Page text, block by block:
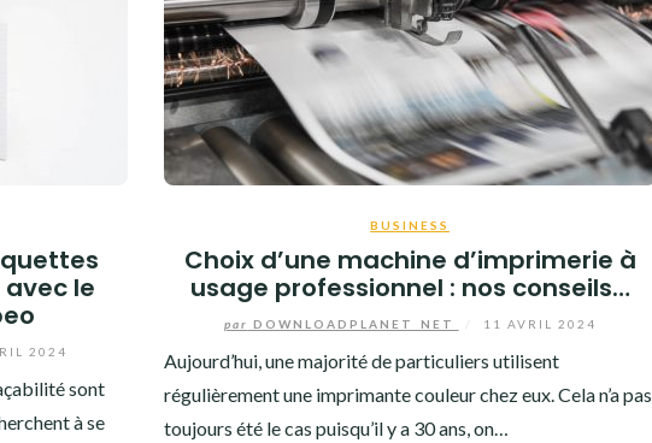
avec le
2024
sont
à se
BUSINESS
Choix d’une machine d’imprimerie à
usage professionnel : nos conseils…
par DOWNLOADPLANET_NET 11 AVRIL 2024
Aujourd’hui, une majorité de particuliers utilisent
régulièrement une imprimante couleur chez eux. Cela n’a pas
toujours été le cas puisqu’il y a 30 ans, on…